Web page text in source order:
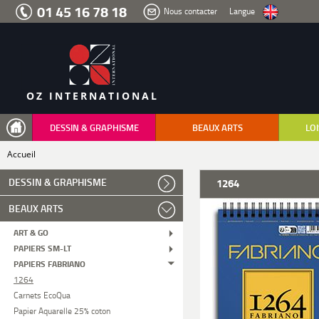
Aller
menu
recherche
01 45 16 78 18 Nous contacter Langue
OZ INTERNATIONAL
DESSIN & GRAPHISME BEAUX ARTS
Accueil
DESSIN & GRAPHISME
BEAUX ARTS
ART & GO
PAPIERS SM-LT
PAPIERS FABRIANO
1264
Carnets EcoQua
Papier Aquarelle 25% coton
1264